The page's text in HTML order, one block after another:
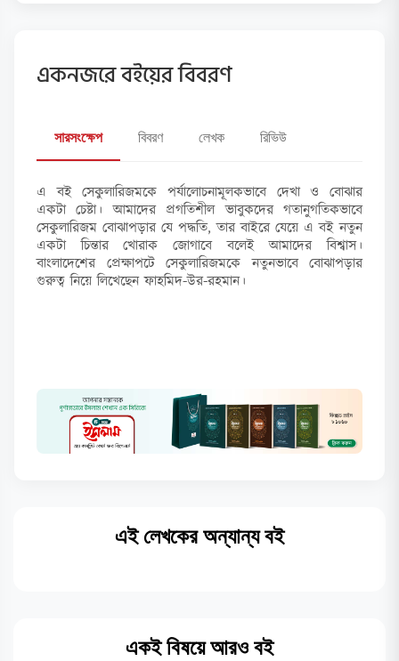
একনজরে বইয়ের বিবরণ
সারসংক্ষেপ বিবরণ লেখক রিভিউ
এ বই সেকুলারিজমকে পর্যালোচনামূলকভাবে দেখা ও বোঝার
একটা চেষ্টা। আমাদের প্রগতিশীল ভাবুকদের গতানুগতিকভাবে
সেকুলারিজম বোঝাপড়ার যে পদ্ধতি, তার বাইরে যেয়ে এ বই নতুন
একটা চিন্তার খোরাক জোগাবে বলেই আমাদের বিশ্বাস।
বাংলাদেশের প্রেক্ষাপটে সেকুলারিজমকে নতুনভাবে বোঝাপড়ার
গুরুত্ব নিয়ে লিখেছেন ফাহমিদ-উর-রহমান।
এই লেখকের অন্যান্য বই
একই বিষয়ে আরও বই